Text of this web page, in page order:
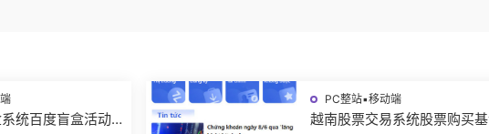
统百度盲盒活动
PC整站▪移动端
越南股票交易系统股票购买